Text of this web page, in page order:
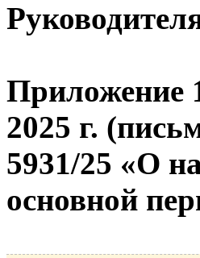
Приложение
2025 г.
5931/25 «О
основной